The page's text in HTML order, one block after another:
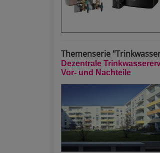
Themenserie
Dezentrale
Vor- und Nachteile